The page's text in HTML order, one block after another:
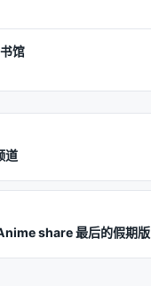
馆
道
share 最后的假期版